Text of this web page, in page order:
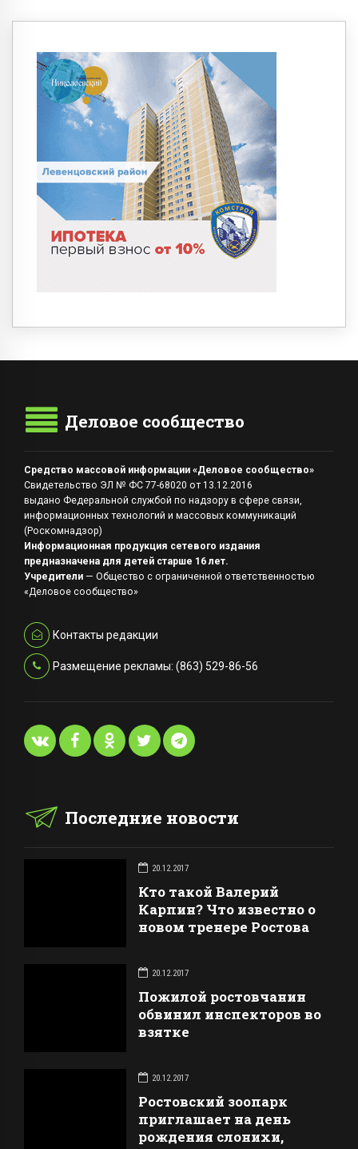
Деловое сообщество
Средство массовой информации «Деловое сообщество»
Свидетельство ЭЛ № ФС 77-68020 от 13.12.2016
выдано Федеральной службой по надзору в сфере связи,
информационных технологий и массовых коммуникаций
(Роскомнадзор)
Информационная продукция сетевого издания
предназначена для детей старше 16 лет.
Учредители — Общество с ограниченной ответственностью
«Деловое сообщество»
Контакты редакции
Размещение рекламы: (863) 529-86-56
Последние новости
20.12.2017
Кто такой Валерий
Карпин? Что известно о
новом тренере Ростова
20.12.2017
Пожилой ростовчанин
обвинил инспекторов во
взятке
20.12.2017
Ростовский зоопарк
приглашает на день
рождения слонихи,